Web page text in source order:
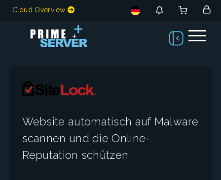
Cloud Overview
Website automatisch auf Malware
scannen und die Online-
Reputation schützen